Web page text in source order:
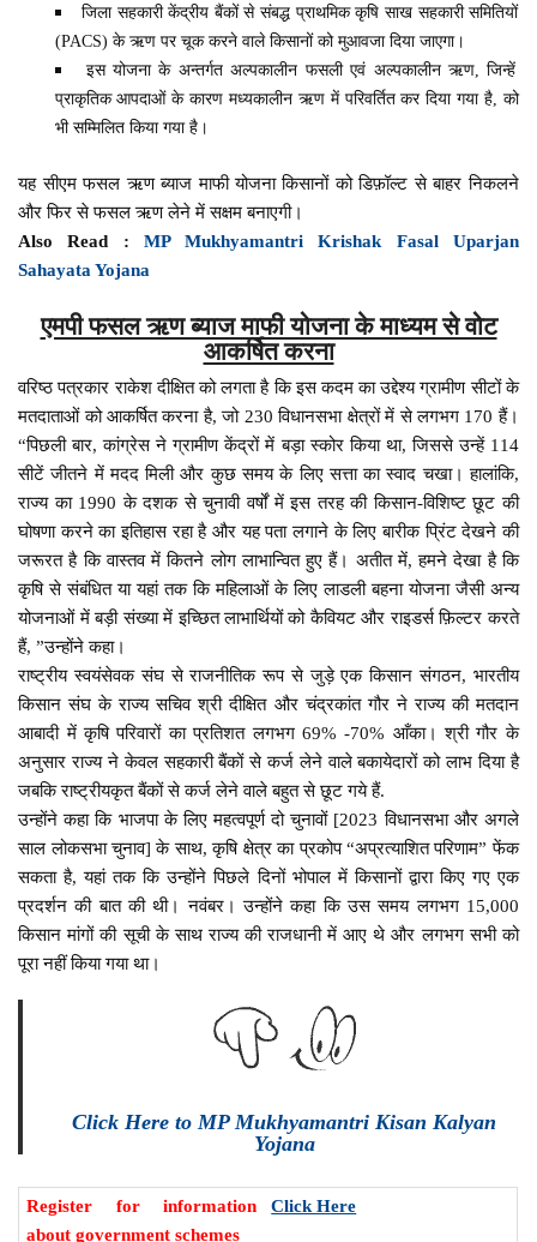
जिला सहकारी केंद्रीय बैंकों से संबद्ध प्राथमिक कृषि साख सहकारी समितियों
(PACS) के ऋण पर चूक करने वाले किसानों को मुआवजा दिया जाएगा।
इस योजना के अन्तर्गत अल्पकालीन फसली एवं अल्पकालीन ऋण, जिन्हें
प्राकृतिक आपदाओं के कारण मध्यकालीन ऋण में परिवर्तित कर दिया गया है, को
भी सम्मिलित किया गया है।
यह सीएम फसल ऋण ब्याज माफी योजना किसानों को डिफ़ॉल्ट से बाहर निकलने
और फिर से फसल ऋण लेने में सक्षम बनाएगी।
Also Read : MP Mukhyamantri Krishak Fasal Uparjan
Sahayata Yojana
एमपी फसल ऋण ब्याज माफी योजना के माध्यम से वोट
आकर्षित करना
वरिष्ठ पत्रकार राकेश दीक्षित को लगता है कि इस कदम का उद्देश्य ग्रामीण सीटों के
मतदाताओं को आकर्षित करना है, जो 230 विधानसभा क्षेत्रों में से लगभग 170 हैं।
“पिछली बार, कांग्रेस ने ग्रामीण केंद्रों में बड़ा स्कोर किया था, जिससे उन्हें 114
सीटें जीतने में मदद मिली और कुछ समय के लिए सत्ता का स्वाद चखा। हालांकि,
राज्य का 1990 के दशक से चुनावी वर्षों में इस तरह की किसान-विशिष्ट छूट की
घोषणा करने का इतिहास रहा है और यह पता लगाने के लिए बारीक प्रिंट देखने की
जरूरत है कि वास्तव में कितने लोग लाभान्वित हुए हैं। अतीत में, हमने देखा है कि
कृषि से संबंधित या यहां तक कि महिलाओं के लिए लाडली बहना योजना जैसी अन्य
योजनाओं में बड़ी संख्या में इच्छित लाभार्थियों को कैवियट और राइडर्स फ़िल्टर करते
हैं, ”उन्होंने कहा।
राष्ट्रीय स्वयंसेवक संघ से राजनीतिक रूप से जुड़े एक किसान संगठन, भारतीय
किसान संघ के राज्य सचिव श्री दीक्षित और चंद्रकांत गौर ने राज्य की मतदान
आबादी में कृषि परिवारों का प्रतिशत लगभग 69% -70% आँका। श्री गौर के
अनुसार राज्य ने केवल सहकारी बैंकों से कर्ज लेने वाले बकायेदारों को लाभ दिया है
जबकि राष्ट्रीयकृत बैंकों से कर्ज लेने वाले बहुत से छूट गये हैं.
उन्होंने कहा कि भाजपा के लिए महत्वपूर्ण दो चुनावों [2023 विधानसभा और अगले
साल लोकसभा चुनाव] के साथ, कृषि क्षेत्र का प्रकोप “अप्रत्याशित परिणाम” फेंक
सकता है, यहां तक कि उन्होंने पिछले दिनों भोपाल में किसानों द्वारा किए गए एक
प्रदर्शन की बात की थी। नवंबर। उन्होंने कहा कि उस समय लगभग 15,000
किसान मांगों की सूची के साथ राज्य की राजधानी में आए थे और लगभग सभी को
पूरा नहीं किया गया था।
Click Here to MP Mukhyamantri Kisan Kalyan
Yojana
Register for information
about government schemes
Click Here